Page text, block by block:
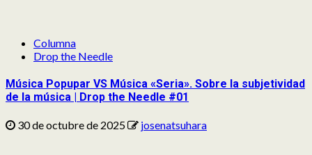
Columna
Drop the Needle
Música Popupar VS Música «Seria». Sobre la subjetividad
de la música | Drop the Needle #01
30 de octubre de 2025 josenatsuhara